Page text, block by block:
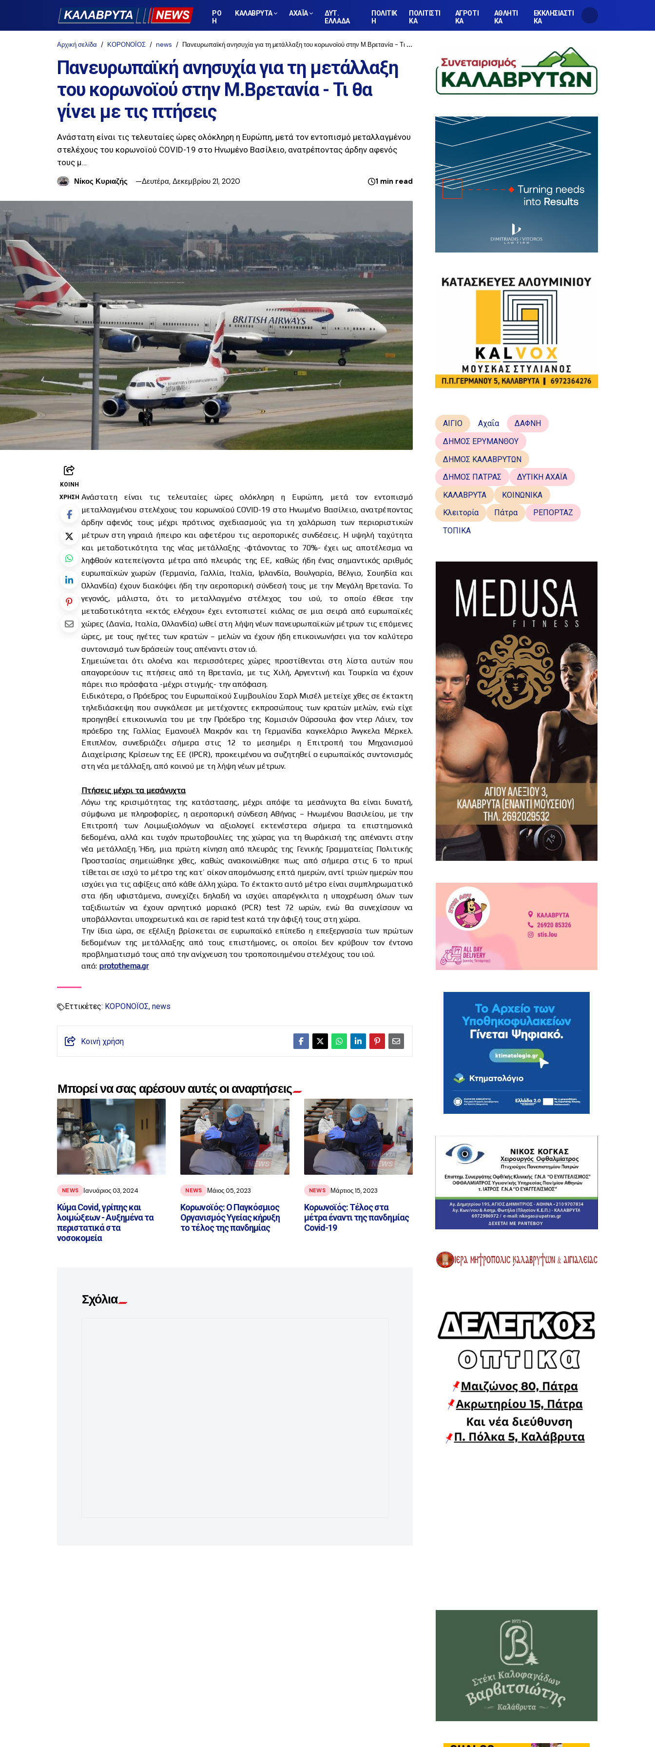
ΡΟ
Η
ΚΑΛΑΒΡΥΤΑ ΑΧΑΪΑ
ΔΥΤ.
ΕΛΛΑΔΑ
ΠΟΛΙΤΙΚ
Η
ΠΟΛΙΤΙΣΤΙ
ΚΑ
ΑΓΡΟΤΙ
ΚΑ
ΑΘΛΗΤΙ
ΚΑ
ΕΚΚΛΗΣΙΑΣΤΙ
ΚΑ
Αρχική σελίδα ΚΟΡΟΝΟΪΟΣ news Πανευρωπαϊκή ανησυχία για τη μετάλλαξη του κορωνοϊού στην Μ.Βρετανία - Τι θα γίνει με τις πτήσεις
Πανευρωπαϊκή ανησυχία για τη μετάλλαξη
του κορωνοϊού στην Μ.Βρετανία - Τι θα
γίνει με τις πτήσεις
Ανάστατη είναι τις τελευταίες ώρες ολόκληρη η Ευρώπη, μετά τον εντοπισμό μεταλλαγμένου
στελέχους του κορωνοϊού COVID-19 στο Ηνωμένο Βασίλειο, ανατρέποντας άρδην αφενός
τους μ…
Νίκος Κυριαζής
Δευτέρα, Δεκεμβρίου 21, 2020 1 min read
ΚΟΙΝΉ
ΧΡΉΣΗ Ανάστατη είναι τις τελευταίες ώρες ολόκληρη η Ευρώπη, μετά τον εντοπισμό
μεταλλαγμένου στελέχους του κορωνοϊού COVID-19 στο Ηνωμένο Βασίλειο, ανατρέποντας
άρδην αφενός τους μέχρι πρότινος σχεδιασμούς για τη χαλάρωση των περιοριστικών
μέτρων στη γηραιά ήπειρο και αφετέρου τις αεροπορικές συνδέσεις. Η υψηλή ταχύτητα
και μεταδοτικότητα της νέας μετάλλαξης -φτάνοντας το 70%- έχει ως αποτέλεσμα να
ληφθούν κατεπείγοντα μέτρα από πλευράς της ΕΕ, καθώς ήδη ένας σημαντικός αριθμός
ευρωπαϊκών χωρών (Γερμανία, Γαλλία, Ιταλία, Ιρλανδία, Βουλγαρία, Βέλγιο, Σουηδία και
Ολλανδία) έχουν διακόψει ήδη την αεροπορική σύνδεσή τους με την Μεγάλη Βρετανία. Το
γεγονός, μάλιστα, ότι το μεταλλαγμένο στέλεχος του ιού, το οποίο έθεσε την
μεταδοτικότητα «εκτός ελέγχου» έχει εντοπιστεί κιόλας σε μια σειρά από ευρωπαϊκές
χώρες (Δανία, Ιταλία, Ολλανδία) ωθεί στη λήψη νέων πανευρωπαϊκών μέτρων τις επόμενες
ώρες, με τους ηγέτες των κρατών – μελών να έχουν ήδη επικοινωνήσει για τον καλύτερο
συντονισμό των δράσεών τους απέναντι στον ιό.
Σημειώνεται ότι ολοένα και περισσότερες χώρες προστίθενται στη λίστα αυτών που
απαγορεύουν τις πτήσεις από τη Βρετανία, με τις Χιλή, Αργεντινή και Τουρκία να έχουν
πάρει πιο πρόσφατα -μέχρι στιγμής- την απόφαση.
Ειδικότερα, ο Πρόεδρος του Ευρωπαϊκού Συμβουλίου Σαρλ Μισέλ μετείχε χθες σε έκτακτη
τηλεδιάσκεψη που συγκάλεσε με μετέχοντες εκπροσώπους των κρατών μελών, ενώ είχε
προηγηθεί επικοινωνία του με την Πρόεδρο της Κομισιόν Ούρσουλα φον ντερ Λάιεν, τον
πρόεδρο της Γαλλίας Εμανουέλ Μακρόν και τη Γερμανίδα καγκελάριο Άνγκελα Μέρκελ.
Επιπλέον, συνεδριάζει σήμερα στις 12 το μεσημέρι η Επιτροπή του Μηχανισμού
Διαχείρισης Κρίσεων της ΕΕ (IPCR), προκειμένου να συζητηθεί ο ευρωπαϊκός συντονισμός
στη νέα μετάλλαξη, από κοινού με τη λήψη νέων μέτρων.
Πτήσεις μέχρι τα μεσάνυχτα
Λόγω της κρισιμότητας της κατάστασης, μέχρι απόψε τα μεσάνυχτα θα είναι δυνατή,
σύμφωνα με πληροφορίες, η αεροπορική σύνδεση Αθήνας – Ηνωμένου Βασιλείου, με την
Επιτροπή των Λοιμωξιολόγων να αξιολογεί εκτενέστερα σήμερα τα επιστημονικά
δεδομένα, αλλά και τυχόν πρωτοβουλίες της χώρας για τη θωράκισή της απέναντι στην
νέα μετάλλαξη. Ήδη, μια πρώτη κίνηση από πλευράς της Γενικής Γραμματείας Πολιτικής
Προστασίας σημειώθηκε χθες, καθώς ανακοινώθηκε πως από σήμερα στις 6 το πρωί
τίθεται σε ισχύ το μέτρο της κατ’ οίκον απομόνωσης επτά ημερών, αντί τριών ημερών που
ισχύει για τις αφίξεις από κάθε άλλη χώρα. Το έκτακτο αυτό μέτρο είναι συμπληρωματικό
στα ήδη υφιστάμενα, συνεχίζει δηλαδή να ισχύει απαρέγκλιτα η υποχρέωση όλων των
ταξιδιωτών να έχουν αρνητικό μοριακό (PCR) test 72 ωρών, ενώ θα συνεχίσουν να
υποβάλλονται υποχρεωτικά και σε rapid test κατά την άφιξή τους στη χώρα.
Την ίδια ώρα, σε εξέλιξη βρίσκεται σε ευρωπαϊκό επίπεδο η επεξεργασία των πρώτων
δεδομένων της μετάλλαξης από τους επιστήμονες, οι οποίοι δεν κρύβουν τον έντονο
προβληματισμό τους από την ανίχνευση του τροποποιημένου στελέχους του ιού.
από: protothema.gr
Εττικέτες: ΚΟΡΟΝΟΪΟΣ news
Κοινή χρήση
Μπορεί να σας αρέσουν αυτές οι αναρτήσεις
NEWS Ιανυάριος 03, 2024
Κύμα Covid, γρίπης και
λοιμώξεων - Αυξημένα τα
περιστατικά στα
νοσοκομεία
NEWS Μάιος 05, 2023
Κορωνοϊός: Ο Παγκόσμιος
Οργανισμός Υγείας κήρυξη
το τέλος της πανδημίας
NEWS Μάρτιος 15, 2023
Κορωνοϊός: Τέλος στα
μέτρα έναντι της πανδημίας
Covid-19
Σχόλια
ΑΙΓΙΟ Αχαΐα
ΔΑΦΝΗ
ΔΗΜΟΣ ΕΡΥΜΑΝΘΟΥ
ΔΗΜΟΣ ΚΑΛΑΒΡΥΤΩΝ
ΔΗΜΟΣ ΠΑΤΡΑΣ
ΔΥΤΙΚΗ ΑΧΑΪΑ
ΚΑΛΑΒΡΥΤΑ
ΚΟΙΝΩΝΙΚΑ
Κλειτορία
Πάτρα
ΡΕΠΟΡΤΑΖ
ΤΟΠΙΚΑ